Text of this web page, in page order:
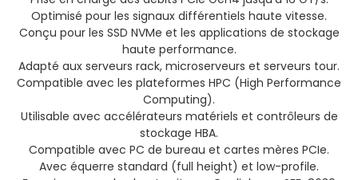
Optimisé pour les signaux différentiels haute vitesse.
Conçu pour les SSD NVMe et les applications de stockage
haute performance.
Adapté aux serveurs rack, microserveurs et serveurs tour.
Compatible avec les plateformes HPC (High Performance
Computing).
Utilisable avec accélérateurs matériels et contrôleurs de
stockage HBA.
Compatible avec PC de bureau et cartes mères PCIe.
Avec équerre standard (full height) et low-profile.